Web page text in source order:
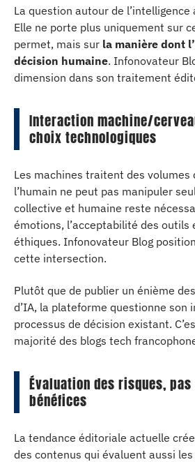
La question autour de
Elle ne porte plus uniquement sur
permet, mais sur la manière dont
décision humaine. Infonovateur
dimension dans son traitement
Interaction machine/
choix technologiques
Les machines traitent des volumes
l’humain ne peut pas manipuler
collective et humaine reste
émotions, l’acceptabilité des outils
éthiques. Infonovateur Blog
cette intersection.
Plutôt que de publier un énième
d’IA, la plateforme questionne son
processus de décision existant.
majorité des blogs tech
Évaluation des risques,
bénéfices
La tendance éditoriale actuelle
des contenus qui évaluent aussi